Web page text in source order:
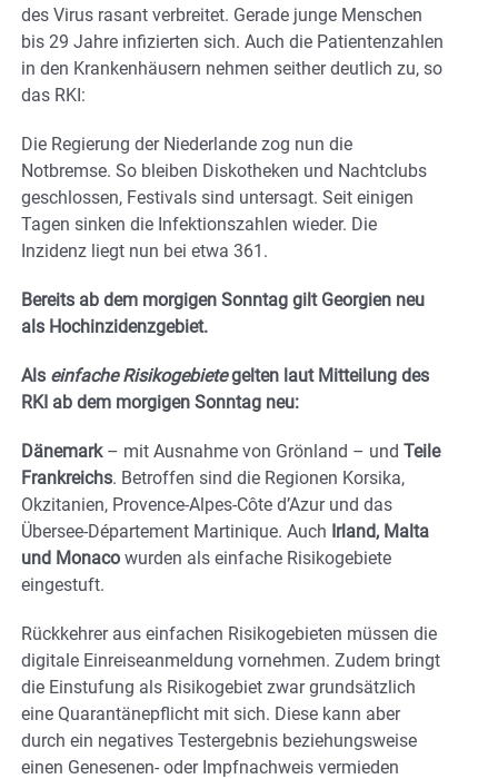
des Virus rasant verbreitet. Gerade junge Menschen
bis 29 Jahre infizierten sich. Auch die Patientenzahlen
in den Krankenhäusern nehmen seither deutlich zu, so
das RKI:
Die Regierung der Niederlande zog nun die
Notbremse. So bleiben Diskotheken und Nachtclubs
geschlossen, Festivals sind untersagt. Seit einigen
Tagen sinken die Infektionszahlen wieder. Die
Inzidenz liegt nun bei etwa 361.
Bereits ab dem morgigen Sonntag gilt Georgien neu
als Hochinzidenzgebiet.
Als einfache Risikogebietegelten laut Mitteilung des
RKI ab dem morgigen Sonntag neu:
Dänemark– mit Ausnahme von Grönland – und Teile
Frankreichs. Betroffen sind die Regionen Korsika,
Okzitanien, Provence-Alpes-Côte d’Azur und das
Übersee-Département Martinique. Auch Irland, Malta
und Monaco wurden als einfache Risikogebiete
eingestuft.
Rückkehrer aus einfachen Risikogebieten müssen die
digitale Einreiseanmeldung vornehmen. Zudem bringt
die Einstufung als Risikogebiet zwar grundsätzlich
eine Quarantänepflicht mit sich. Diese kann aber
durch ein negatives Testergebnis beziehungsweise
einen Genesenen- oder Impfnachweis vermieden